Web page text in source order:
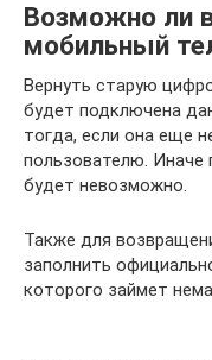
Возможно ли
мобильный
Вернуть старую
будет подключена
тогда, если она еще
пользователю. Иначе
будет невозможно.
Также для
заполнить
которого займет